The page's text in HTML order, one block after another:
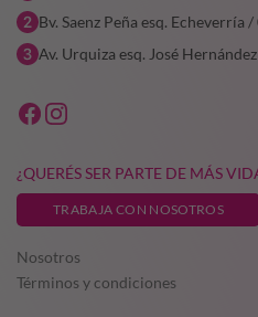
Bv. Saenz Peña esq. Echeverría
Av. Urquiza esq. José
¿QUERÉS SER PARTE DE MÁS
TRABAJA CON NOSOTROS
Nosotros
Términos y condiciones